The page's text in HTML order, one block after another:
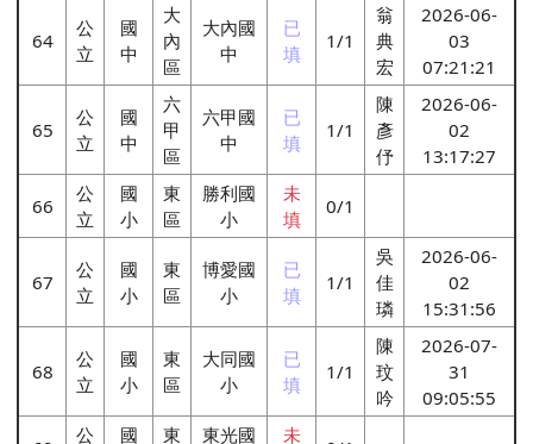
64
公
立
國
中
大
內
區
大內國
中
已
填
1/1
翁
典
宏
2026-06-
03
07:21:21
65
公
立
國
中
六
甲
區
六甲國
中
已
填
1/1
陳
彥
伃
2026-06-
02
13:17:27
66
公
立
國
小
東
區
勝利國
小
未
填
0/1
67
公
立
國
小
東
區
博愛國
小
已
填
1/1
吳
佳
璘
2026-06-
02
15:31:56
68
公
立
國
小
東
區
大同國
小
已
填
1/1
陳
玟
吟
2026-07-
31
09:05:55
公
國
東
東光國
未